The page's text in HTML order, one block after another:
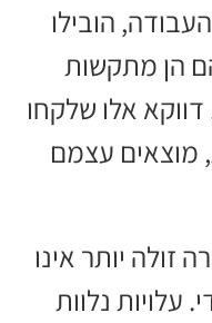
הובילו
הן מתקשות
אלו שלקחו
מוצאים עצמם
זולה יותר אינו
עלויות נלוות